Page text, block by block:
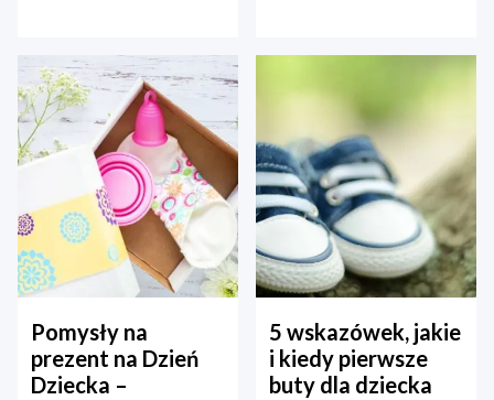
Pomysły na
prezent na Dzień
Dziecka –
5 wskazówek, jakie
i kiedy pierwsze
buty dla dziecka